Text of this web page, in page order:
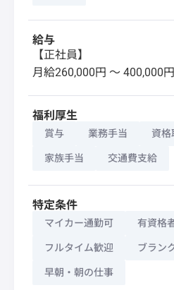
給与
【正社員】
月給260,000円 〜 400,000円
福利厚生
賞与 業務手当 資格
家族手当 交通費支給
特定条件
マイカー通勤可 有資格
フルタイム歓迎 ブラン
早朝・朝の仕事